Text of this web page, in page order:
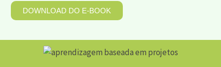
DOWNLOAD DO E-BOOK